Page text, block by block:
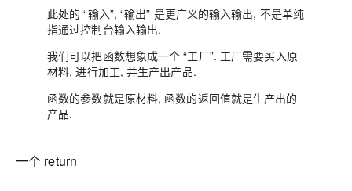
此处的 “输入”, “输出” 是更广义的输入输出, 不是单纯
指通过控制台输入输出.
我们可以把函数想象成一个 “工厂”. 工厂需要买入原
材料, 进行加工, 并生产出产品.
函数的参数就是原材料, 函数的返回值就是生产出的
产品.
一个 return